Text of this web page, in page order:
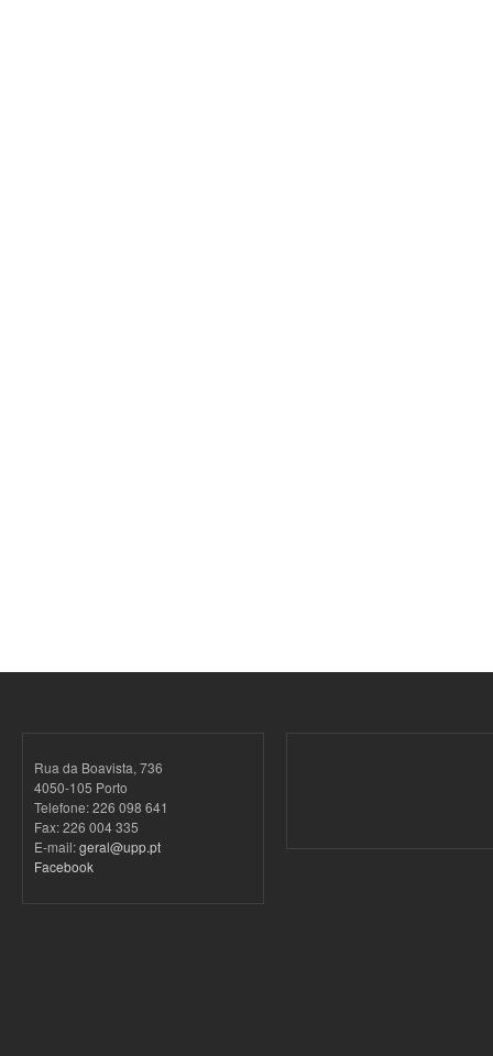
Rua da Boavista, 736
4050-105 Porto
Telefone: 226 098 641
Fax: 226 004 335
E-mail:geral@upp.pt
Facebook